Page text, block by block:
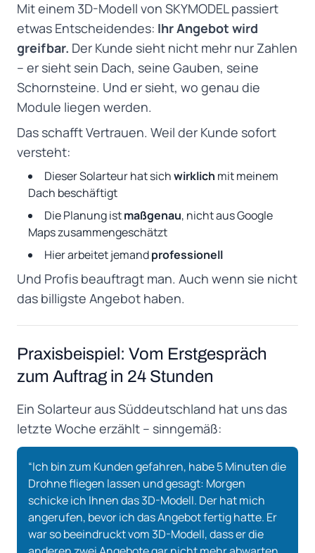
Mit einem 3D-Modell von SKYMODEL passiert
etwas Entscheidendes: Ihr Angebot wird
greifbar. Der Kunde sieht nicht mehr nur Zahlen
– er sieht sein Dach, seine Gauben, seine
Schornsteine. Und er sieht, wo genau die
Module liegen werden.
Das schafft Vertrauen. Weil der Kunde sofort
versteht:
Dieser Solarteur hat sichwirklich mit meinem
Dach beschäftigt
Die Planung istmaßgenau, nicht aus Google
Maps zusammengeschätzt
Hier arbeitet jemandprofessionell
Und Profis beauftragt man. Auch wenn sie nicht
das billigste Angebot haben.
Praxisbeispiel: Vom Erstgespräch
zum Auftrag in 24 Stunden
Ein Solarteur aus Süddeutschland hat uns das
letzte Woche erzählt – sinngemäß:
“Ich bin zum Kunden gefahren, habe 5 Minuten die
Drohne fliegen lassen und gesagt: Morgen
schicke ich Ihnen das 3D-Modell. Der hat mich
angerufen, bevor ich das Angebot fertig hatte. Er
war so beeindruckt vom 3D-Modell, dass er die